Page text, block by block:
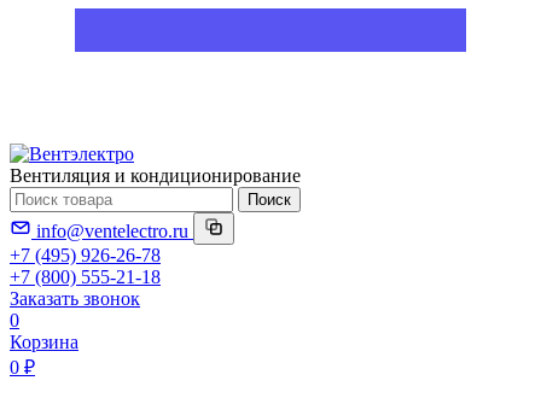
Вентиляция и кондиционирование
Поиск
info@ventelectro.ru
+7 (495) 926-26-78
+7 (800) 555-21-18
Заказать звонок
0
Корзина
0 ₽